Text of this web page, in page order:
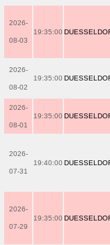
2026-
08-03
19:35:00
2026-
08-02
19:35:00
2026-
08-01
19:35:00
2026-
07-31
19:40:00
2026-
07-29
19:35:00